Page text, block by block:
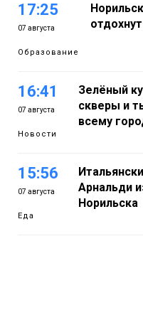
17:25
07 августа
Образование
16:41
07 августа
Новости
Зелёный
скверы и
всему
15:56
07 августа
Еда
Арнальди
Норильска